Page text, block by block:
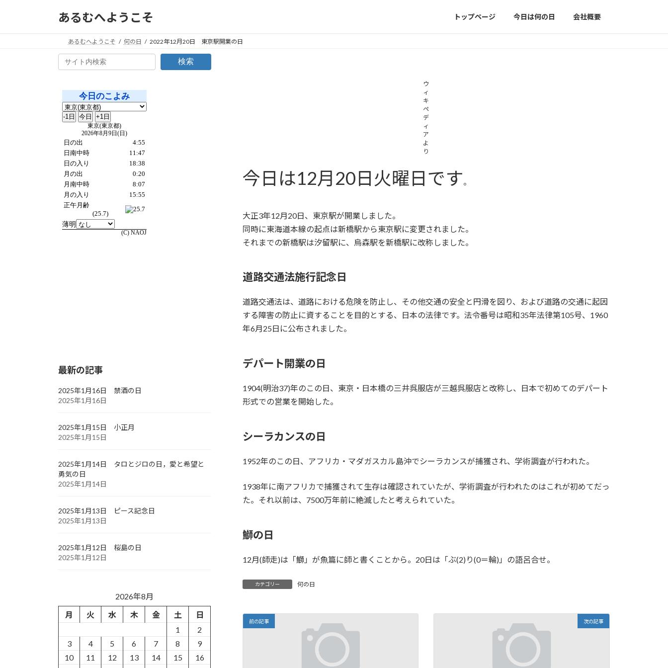
あるむへようこそ トップページ 今日は何の日 会社概要
あるむへようこそ 何の日 2022年12月20日 東京駅開業の日
ウ
ィ
キ
ペ
デ
ィ
ア
よ
り
今日は12月20日火曜日です。
大正3年12月20日、東京駅が開業しました。
同時に東海道本線の起点は新橋駅から東京駅に変更されました。
それまでの新橋駅は汐留駅に、烏森駅を新橋駅に改称しました。
道路交通法施行記念日
道路交通法は、道路における危険を防止し、その他交通の安全と円滑を図り、および道路の交通に起因
する障害の防止に資することを目的とする、日本の法律です。法令番号は昭和35年法律第105号、1960
年6月25日に公布されました。
デパート開業の日
1904(明治37)年のこの日、東京・日本橋の三井呉服店が三越呉服店と改称し、日本で初めてのデパート
形式での営業を開始した。
シーラカンスの日
1952年のこの日、アフリカ・マダガスカル島沖でシーラカンスが捕獲され、学術調査が行われた。
1938年に南アフリカで捕獲されて生存は確認されていたが、学術調査が行われたのはこれが初めてだっ
た。それ以前は、7500万年前に絶滅したと考えられていた。
鰤の日
12月(師走)は「鰤」が魚篇に師と書くことから。20日は「ぶ(2)り(0＝輪)」の語呂合せ。
カテゴリー 何の日
前の記事 次の記事
検索
最新の記事
2025年1月16日 禁酒の日
2025年1月16日
2025年1月15日 小正月
2025年1月15日
2025年1月14日 タロとジロの日，愛と希望と
勇気の日
2025年1月14日
2025年1月13日 ピース記念日
2025年1月13日
2025年1月12日 桜島の日
2025年1月12日
2026年8月
月
火 水 木 金 土
日
1
2
3
4 5 6 7 8
9
10
11 12 13 14 15
16